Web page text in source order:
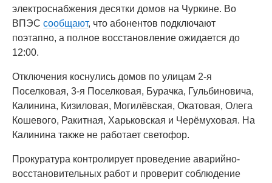
электроснабжения десятки домов на Чуркине. Во
ВПЭС сообщают, что абонентов подключают
поэтапно, а полное восстановление ожидается до
12:00.
Отключения коснулись домов по улицам 2-я
Поселковая, 3-я Поселковая, Бурачка, Гульбиновича,
Калинина, Кизиловая, Могилёвская, Окатовая, Олега
Кошевого, Ракитная, Харьковская и Черёмуховая. На
Калинина также не работает светофор.
Прокуратура контролирует проведение аварийно-
восстановительных работ и проверит соблюдение